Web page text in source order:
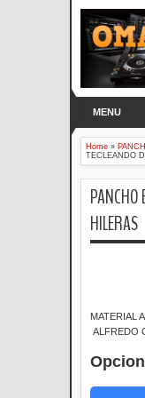
MENU
Home »
TECLEANDO
PANCHO
HILERAS
MATERIAL
ALFREDO